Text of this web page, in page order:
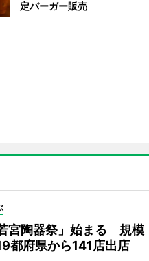
定バーガー販売
宮陶器祭」始まる 規模
都府県から141店出店